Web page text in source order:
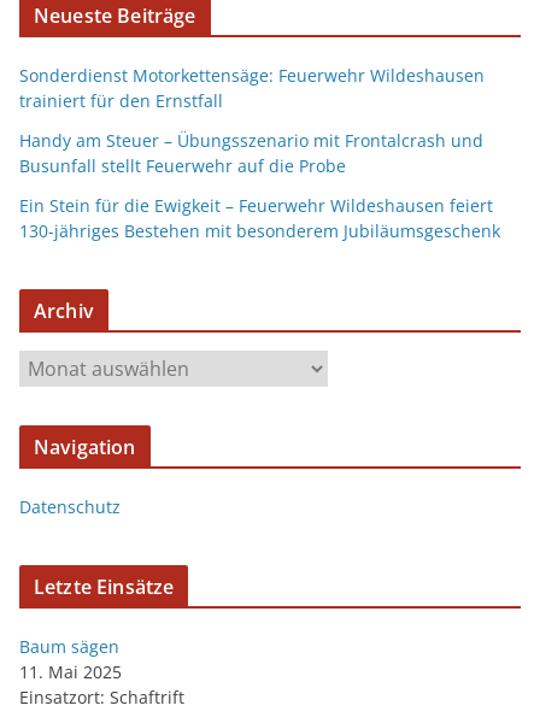
Neueste Beiträge
Sonderdienst Motorkettensäge: Feuerwehr Wildeshausen
trainiert für den Ernstfall
Handy am Steuer – Übungsszenario mit Frontalcrash und
Busunfall stellt Feuerwehr auf die Probe
Ein Stein für die Ewigkeit – Feuerwehr Wildeshausen feiert
130-jähriges Bestehen mit besonderem Jubiläumsgeschenk
Archiv
Navigation
Datenschutz
Letzte Einsätze
Baum sägen
11. Mai 2025
Einsatzort: Schaftrift